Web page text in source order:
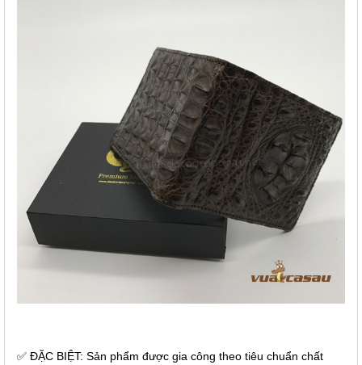
✅ ĐẶC BIỆT: Sản phẩm được gia công theo tiêu chuẩn chất